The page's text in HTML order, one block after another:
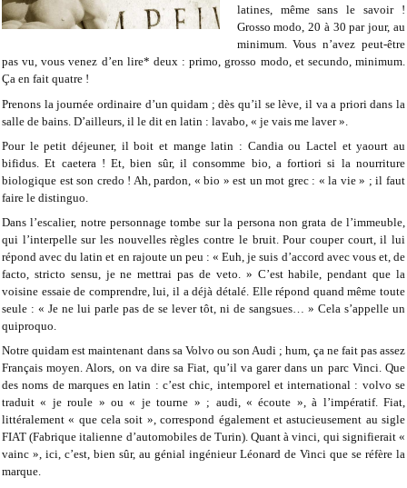
latines, même sans le savoir !
Grosso modo, 20 à 30 par jour, au
minimum. Vous n’avez peut-être
pas vu, vous venez d’en lire* deux : primo, grosso modo, et secundo, minimum.
Ça en fait quatre !
Prenons la journée ordinaire d’un quidam ; dès qu’il se lève, il va a priori dans la
salle de bains. D’ailleurs, il le dit en latin : lavabo, « je vais me laver ».
Pour le petit déjeuner, il boit et mange latin : Candia ou Lactel et yaourt au
bifidus. Et caetera ! Et, bien sûr, il consomme bio, a fortiori si la nourriture
biologique est son credo ! Ah, pardon, « bio » est un mot grec : « la vie » ; il faut
faire le distinguo.
Dans l’escalier, notre personnage tombe sur la persona non grata de l’immeuble,
qui l’interpelle sur les nouvelles règles contre le bruit. Pour couper court, il lui
répond avec du latin et en rajoute un peu : « Euh, je suis d’accord avec vous et, de
facto, stricto sensu, je ne mettrai pas de veto. » C’est habile, pendant que la
voisine essaie de comprendre, lui, il a déjà détalé. Elle répond quand même toute
seule : « Je ne lui parle pas de se lever tôt, ni de sangsues… » Cela s’appelle un
quiproquo.
Notre quidam est maintenant dans sa Volvo ou son Audi ; hum, ça ne fait pas assez
Français moyen. Alors, on va dire sa Fiat, qu’il va garer dans un parc Vinci. Que
des noms de marques en latin : c’est chic, intemporel et international : volvo se
traduit « je roule » ou « je tourne » ; audi, « écoute », à l’impératif. Fiat,
littéralement « que cela soit », correspond également et astucieusement au sigle
FIAT (Fabrique italienne d’automobiles de Turin). Quant à vinci, qui signifierait «
vainc », ici, c’est, bien sûr, au génial ingénieur Léonard de Vinci que se réfère la
marque.